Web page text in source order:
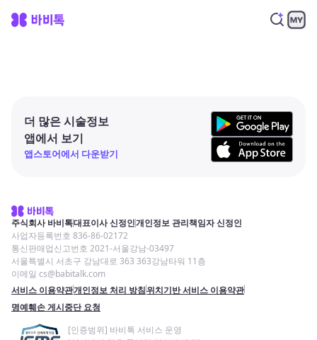
더 많은 시술정보
앱에서 보기
앱스토어에서 다운받기
주식회사 바비톡대표이사 신정인개인정보 관리책임자 신정인
사업자등록번호 836-86-02172
통신판매업신고번호 2021-서울강남-03497
서울특별시 서초구 강남대로 363 363강남타워 11층
이메일 cs@babitalk.com
서비스 이용약관개인정보 처리 방침위치기반 서비스 이용약관
명예훼손 게시중단 요청
[인증범위] 바비톡 서비스 운영